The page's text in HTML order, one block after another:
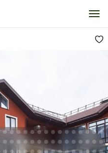
/176